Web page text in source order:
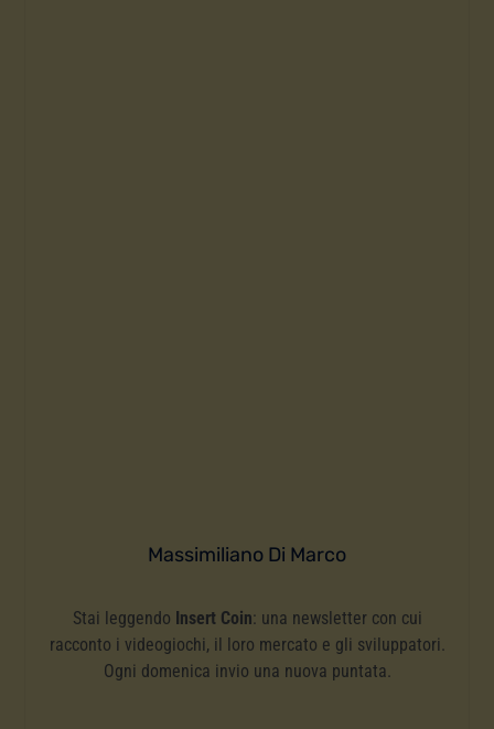
Massimiliano Di Marco
Stai leggendo Insert Coin: una newsletter con cui
racconto i videogiochi, il loro mercato e gli sviluppatori.
Ogni domenica invio una nuova puntata.